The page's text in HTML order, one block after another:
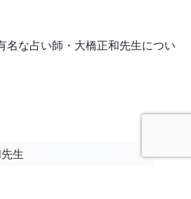
名な占い師・大橋正和先生につい
生